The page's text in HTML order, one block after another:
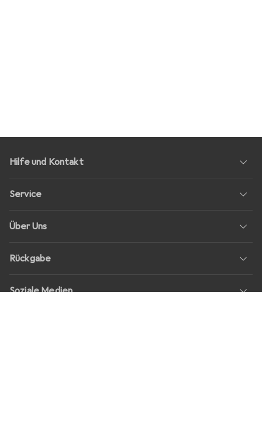
Hilfe und Kontakt
Service
Über Uns
Rückgabe
Soziale Medien